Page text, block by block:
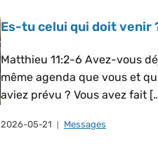
Es-tu celui qui doit venir
Matthieu 11:2-6 Avez-vous
même agenda que vous et
aviez prévu ? Vous avez fait
2026-05-21 Messages